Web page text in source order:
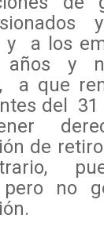
y a los
años y
a que
del 31
de
pero no